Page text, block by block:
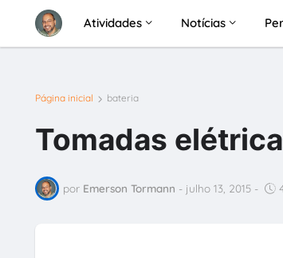
Atividades Notícias
Página inicial bateria
Tomadas
por Emerson Tormann - julho 13, 2015 -